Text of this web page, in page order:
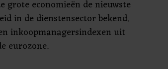
grote economieën de nieuwste
in de dienstensector bekend.
inkoopmanagersindexen uit
eurozone.